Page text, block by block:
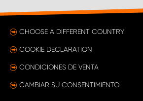
CHOOSE A DIFFERENT COUNTRY
COOKIE DECLARATION
CONDICIONES DE VENTA
CAMBIAR SU CONSENTIMIENTO